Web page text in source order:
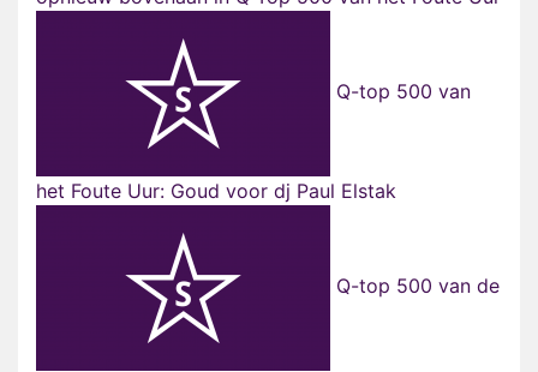
Q-top 500 van
het Foute Uur: Goud voor dj Paul Elstak
Q-top 500 van de